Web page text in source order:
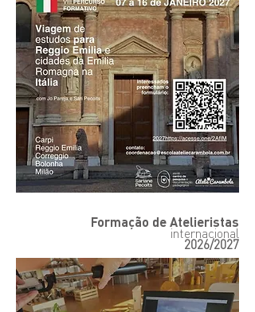
Formação de Atelieristas
internacional
2026/2027